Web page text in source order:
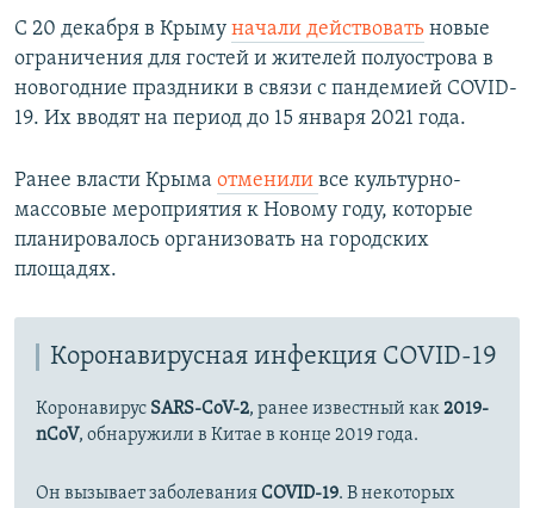
С 20 декабря в Крыму начали действовать новые
ограничения для гостей и жителей полуострова в
новогодние праздники в связи с пандемией COVID-
19. Их вводят на период до 15 января 2021 года.
Ранее власти Крыма отменили все культурно-
массовые мероприятия к Новому году, которые
планировалось организовать на городских
площадях.
Коронавирусная инфекция COVID-19
Коронавирус SARS-CoV-2, ранее известный как2019-
nCoV, обнаружили в Китае в конце 2019 года.
Он вызывает заболеванияCOVID-19. В некоторых